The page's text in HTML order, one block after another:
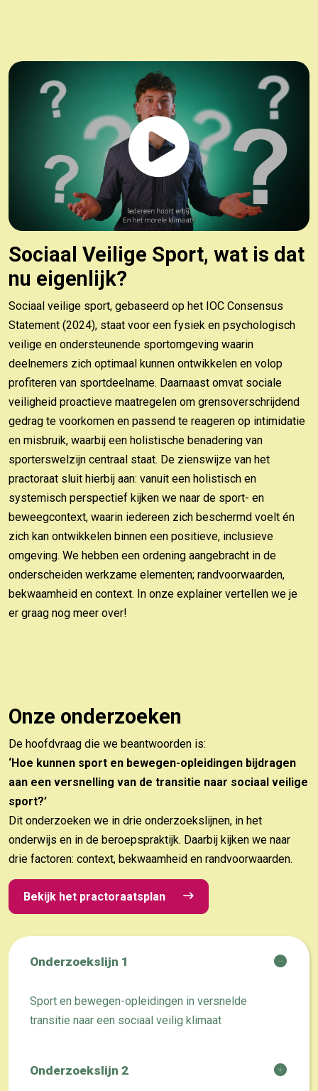
Sociaal Veilige Sport, wat is dat
nu eigenlijk?
Sociaal veilige sport, gebaseerd op het IOC Consensus
Statement (2024), staat voor een fysiek en psychologisch
veilige en ondersteunende sportomgeving waarin
deelnemers zich optimaal kunnen ontwikkelen en volop
profiteren van sportdeelname. Daarnaast omvat sociale
veiligheid proactieve maatregelen om grensoverschrijdend
gedrag te voorkomen en passend te reageren op intimidatie
en misbruik, waarbij een holistische benadering van
sporterswelzijn centraal staat. De zienswijze van het
practoraat sluit hierbij aan: vanuit een holistisch en
systemisch perspectief kijken we naar de sport- en
beweegcontext, waarin iedereen zich beschermd voelt én
zich kan ontwikkelen binnen een positieve, inclusieve
omgeving. We hebben een ordening aangebracht in de
onderscheiden werkzame elementen; randvoorwaarden,
bekwaamheid en context. In onze explainer vertellen we je
er graag nog meer over!
Onze onderzoeken
De hoofdvraag die we beantwoorden is:
‘Hoe kunnen sport en bewegen-opleidingen bijdragen
aan een versnelling van de transitie naar sociaal veilige
sport?’
Dit onderzoeken we in drie onderzoekslijnen, in het
onderwijs en in de beroepspraktijk. Daarbij kijken we naar
drie factoren: context, bekwaamheid en randvoorwaarden.
Bekijk het practoraatsplan
Onderzoekslijn 1
Sport en bewegen-opleidingen in versnelde
transitie naar een sociaal veilig klimaat
Onderzoekslijn 2